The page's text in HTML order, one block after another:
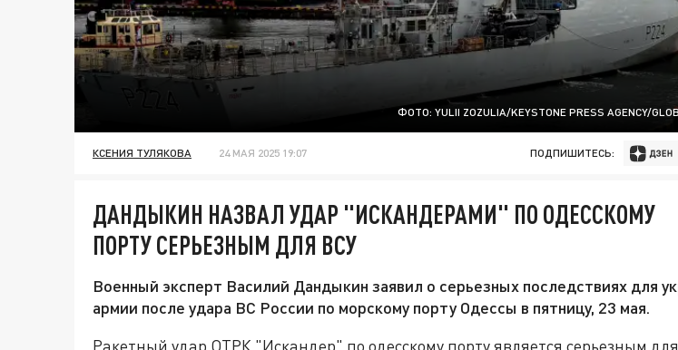
ФОТО: YULII ZOZULIA/KEYSTONE PRESS AGENCY/
КСЕНИЯ ТУЛЯКОВА 24 МАЯ 2025 19:07 ПОДПИШИТЕСЬ:
ДАНДЫКИН НАЗВАЛ УДАР "ИСКАНДЕРАМИ" ПО ОДЕССКОМУ
ПОРТУ СЕРЬЕЗНЫМ ДЛЯ ВСУ
Военный эксперт Василий Дандыкин заявил о серьезных последствиях для
армии после удара ВС России по морскому порту Одессы в пятницу, 23 мая.
Ракетный удар ОТРК "Искандер" по одесскому порту является серьезным